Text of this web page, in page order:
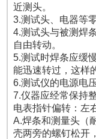
近测头。
3.测试头、电器等
4.测试头与被测焊
自由转动。
5.测试时焊条应缓
能迅速转过，这样
6.测试仪的电源电
7.仪器应经常保持整
电表指针偏转：左
A.焊条和测量头（
壳两旁的螺钉松开